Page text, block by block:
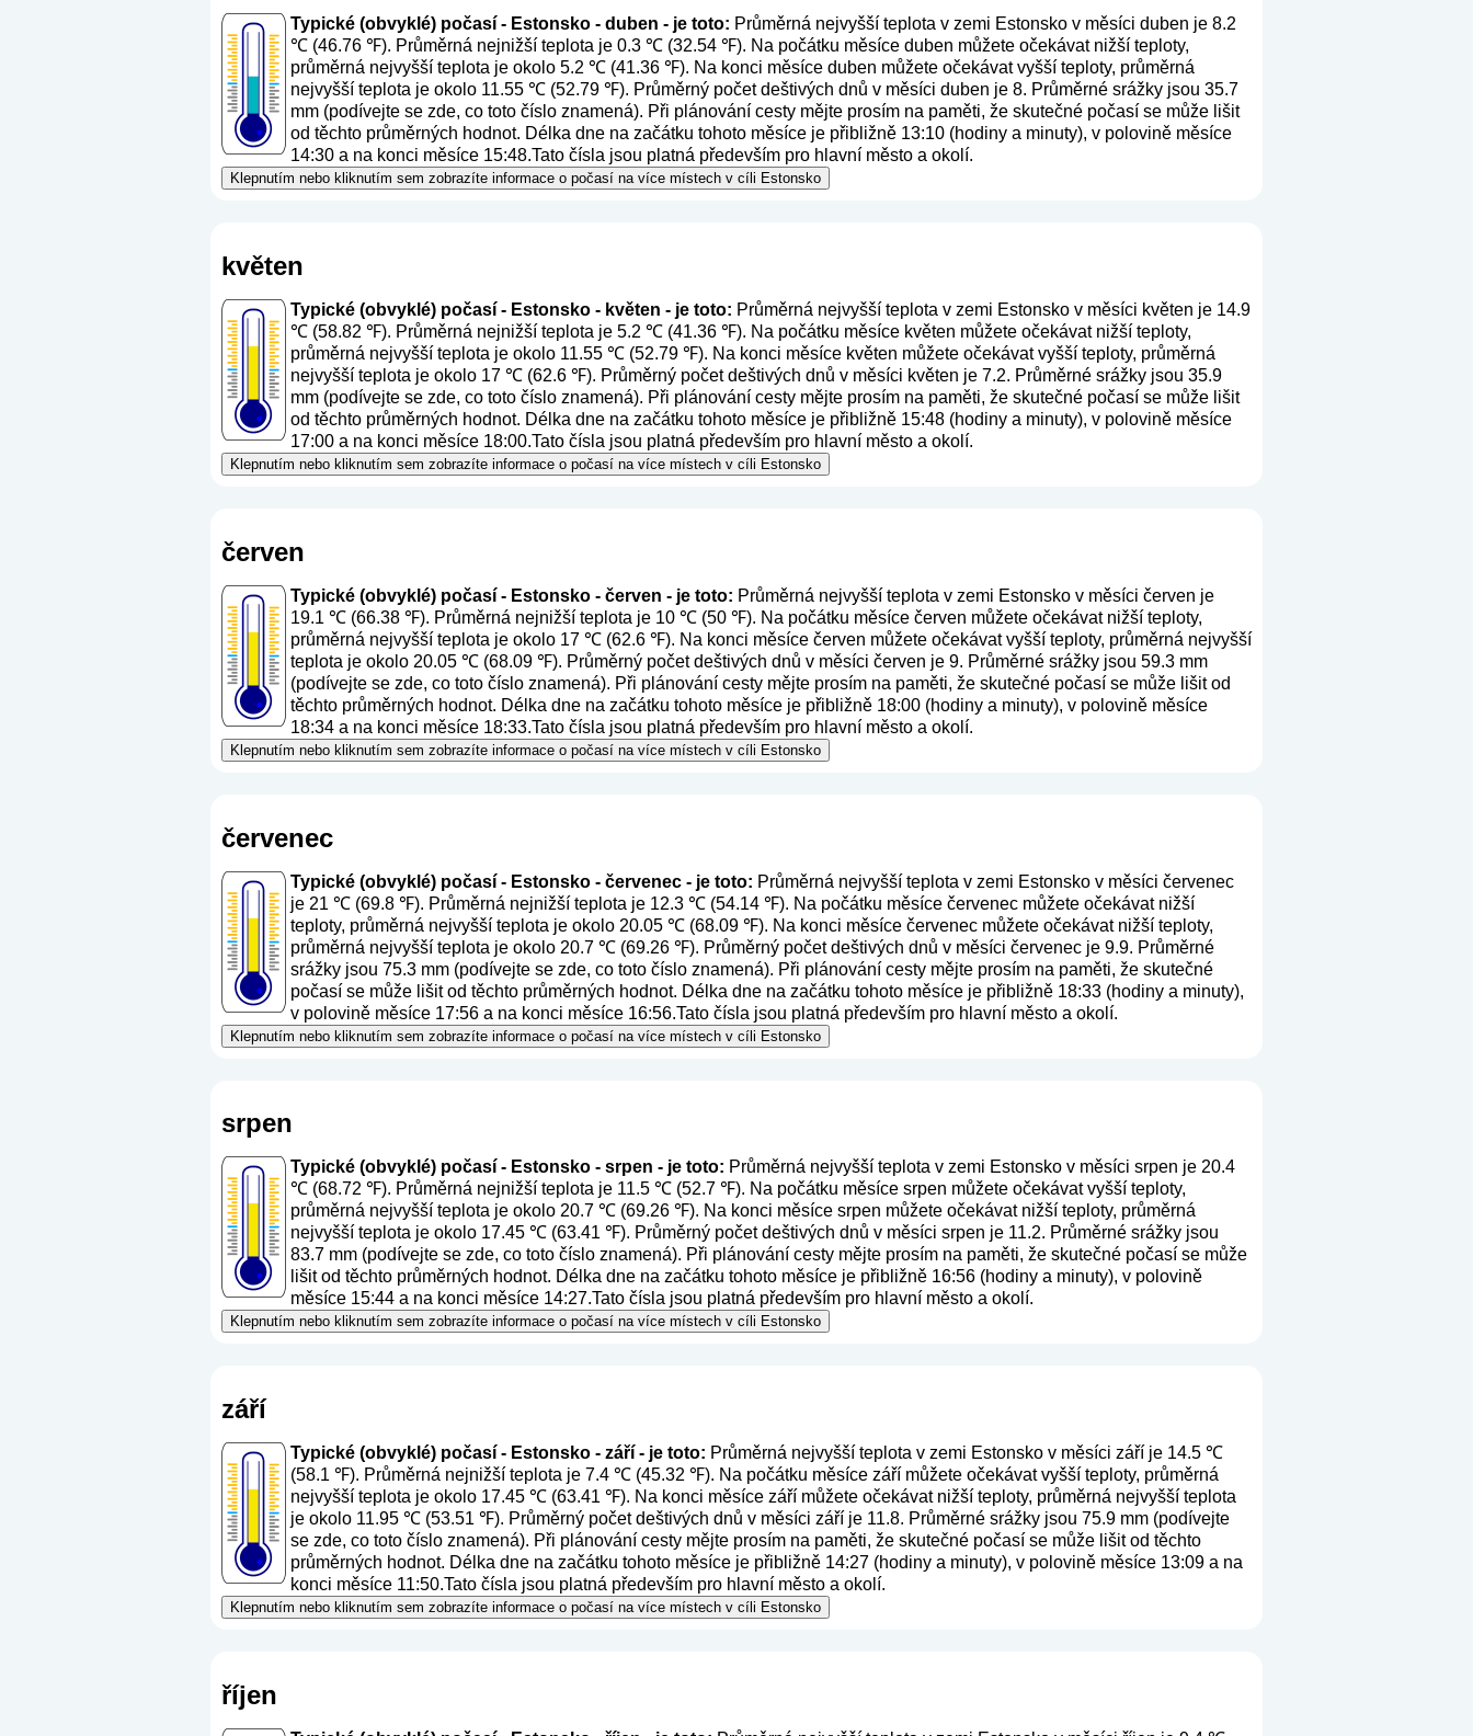
Typické (obvyklé) počasí - Estonsko - duben - je toto: Průměrná nejvyšší teplota v zemi Estonsko v měsíci duben je 8.2
℃ (46.76 ℉). Průměrná nejnižší teplota je 0.3 ℃ (32.54 ℉). Na počátku měsíce duben můžete očekávat nižší teploty,
průměrná nejvyšší teplota je okolo 5.2 ℃ (41.36 ℉). Na konci měsíce duben můžete očekávat vyšší teploty, průměrná
nejvyšší teplota je okolo 11.55 ℃ (52.79 ℉). Průměrný počet deštivých dnů v měsíci duben je 8. Průměrné srážky jsou 35.7
mm (podívejte se zde, co toto číslo znamená). Při plánování cesty mějte prosím na paměti, že skutečné počasí se může lišit
od těchto průměrných hodnot. Délka dne na začátku tohoto měsíce je přibližně 13:10 (hodiny a minuty), v polovině měsíce
14:30 a na konci měsíce 15:48.Tato čísla jsou platná především pro hlavní město a okolí.
Klepnutím nebo kliknutím sem zobrazíte informace o počasí na více místech v cíli Estonsko
květen
Typické (obvyklé) počasí - Estonsko - květen - je toto: Průměrná nejvyšší teplota v zemi Estonsko v měsíci květen je 14.9
℃ (58.82 ℉). Průměrná nejnižší teplota je 5.2 ℃ (41.36 ℉). Na počátku měsíce květen můžete očekávat nižší teploty,
průměrná nejvyšší teplota je okolo 11.55 ℃ (52.79 ℉). Na konci měsíce květen můžete očekávat vyšší teploty, průměrná
nejvyšší teplota je okolo 17 ℃ (62.6 ℉). Průměrný počet deštivých dnů v měsíci květen je 7.2. Průměrné srážky jsou 35.9
mm (podívejte se zde, co toto číslo znamená). Při plánování cesty mějte prosím na paměti, že skutečné počasí se může lišit
od těchto průměrných hodnot. Délka dne na začátku tohoto měsíce je přibližně 15:48 (hodiny a minuty), v polovině měsíce
17:00 a na konci měsíce 18:00.Tato čísla jsou platná především pro hlavní město a okolí.
Klepnutím nebo kliknutím sem zobrazíte informace o počasí na více místech v cíli Estonsko
červen
Typické (obvyklé) počasí - Estonsko - červen - je toto: Průměrná nejvyšší teplota v zemi Estonsko v měsíci červen je
19.1 ℃ (66.38 ℉). Průměrná nejnižší teplota je 10 ℃ (50 ℉). Na počátku měsíce červen můžete očekávat nižší teploty,
průměrná nejvyšší teplota je okolo 17 ℃ (62.6 ℉). Na konci měsíce červen můžete očekávat vyšší teploty, průměrná nejvyšší
teplota je okolo 20.05 ℃ (68.09 ℉). Průměrný počet deštivých dnů v měsíci červen je 9. Průměrné srážky jsou 59.3 mm
(podívejte se zde, co toto číslo znamená). Při plánování cesty mějte prosím na paměti, že skutečné počasí se může lišit od
těchto průměrných hodnot. Délka dne na začátku tohoto měsíce je přibližně 18:00 (hodiny a minuty), v polovině měsíce
18:34 a na konci měsíce 18:33.Tato čísla jsou platná především pro hlavní město a okolí.
Klepnutím nebo kliknutím sem zobrazíte informace o počasí na více místech v cíli Estonsko
červenec
Typické (obvyklé) počasí - Estonsko - červenec - je toto: Průměrná nejvyšší teplota v zemi Estonsko v měsíci červenec
je 21 ℃ (69.8 ℉). Průměrná nejnižší teplota je 12.3 ℃ (54.14 ℉). Na počátku měsíce červenec můžete očekávat nižší
teploty, průměrná nejvyšší teplota je okolo 20.05 ℃ (68.09 ℉). Na konci měsíce červenec můžete očekávat nižší teploty,
průměrná nejvyšší teplota je okolo 20.7 ℃ (69.26 ℉). Průměrný počet deštivých dnů v měsíci červenec je 9.9. Průměrné
srážky jsou 75.3 mm (podívejte se zde, co toto číslo znamená). Při plánování cesty mějte prosím na paměti, že skutečné
počasí se může lišit od těchto průměrných hodnot. Délka dne na začátku tohoto měsíce je přibližně 18:33 (hodiny a minuty),
v polovině měsíce 17:56 a na konci měsíce 16:56.Tato čísla jsou platná především pro hlavní město a okolí.
Klepnutím nebo kliknutím sem zobrazíte informace o počasí na více místech v cíli Estonsko
srpen
Typické (obvyklé) počasí - Estonsko - srpen - je toto: Průměrná nejvyšší teplota v zemi Estonsko v měsíci srpen je 20.4
℃ (68.72 ℉). Průměrná nejnižší teplota je 11.5 ℃ (52.7 ℉). Na počátku měsíce srpen můžete očekávat vyšší teploty,
průměrná nejvyšší teplota je okolo 20.7 ℃ (69.26 ℉). Na konci měsíce srpen můžete očekávat nižší teploty, průměrná
nejvyšší teplota je okolo 17.45 ℃ (63.41 ℉). Průměrný počet deštivých dnů v měsíci srpen je 11.2. Průměrné srážky jsou
83.7 mm (podívejte se zde, co toto číslo znamená). Při plánování cesty mějte prosím na paměti, že skutečné počasí se může
lišit od těchto průměrných hodnot. Délka dne na začátku tohoto měsíce je přibližně 16:56 (hodiny a minuty), v polovině
měsíce 15:44 a na konci měsíce 14:27.Tato čísla jsou platná především pro hlavní město a okolí.
Klepnutím nebo kliknutím sem zobrazíte informace o počasí na více místech v cíli Estonsko
září
Typické (obvyklé) počasí - Estonsko - září - je toto: Průměrná nejvyšší teplota v zemi Estonsko v měsíci září je 14.5 ℃
(58.1 ℉). Průměrná nejnižší teplota je 7.4 ℃ (45.32 ℉). Na počátku měsíce září můžete očekávat vyšší teploty, průměrná
nejvyšší teplota je okolo 17.45 ℃ (63.41 ℉). Na konci měsíce září můžete očekávat nižší teploty, průměrná nejvyšší teplota
je okolo 11.95 ℃ (53.51 ℉). Průměrný počet deštivých dnů v měsíci září je 11.8. Průměrné srážky jsou 75.9 mm (podívejte
se zde, co toto číslo znamená). Při plánování cesty mějte prosím na paměti, že skutečné počasí se může lišit od těchto
průměrných hodnot. Délka dne na začátku tohoto měsíce je přibližně 14:27 (hodiny a minuty), v polovině měsíce 13:09 a na
konci měsíce 11:50.Tato čísla jsou platná především pro hlavní město a okolí.
Klepnutím nebo kliknutím sem zobrazíte informace o počasí na více místech v cíli Estonsko
říjen